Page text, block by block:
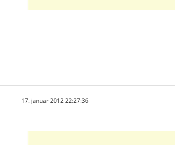
17. januar 2012 22:27:36